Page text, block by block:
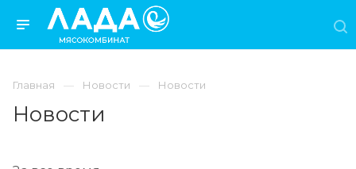
Главная Новости Новости
Новости